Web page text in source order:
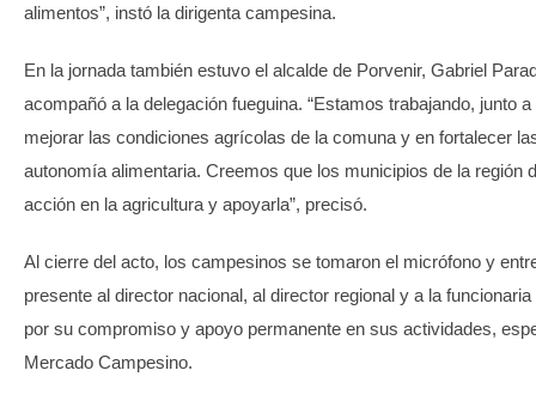
alimentos”, instó la dirigenta campesina.
En la jornada también estuvo el alcalde de Porvenir, Gabriel
acompañó a la delegación fueguina. “Estamos trabajando, junto a
mejorar las condiciones agrícolas de la comuna y en fortalecer
autonomía alimentaria. Creemos que los municipios de la región
acción en la agricultura y apoyarla”, precisó.
Al cierre del acto, los campesinos se tomaron el micrófono y
presente al director nacional, al director regional y a la
por su compromiso y apoyo permanente en sus actividades,
Mercado Campesino.